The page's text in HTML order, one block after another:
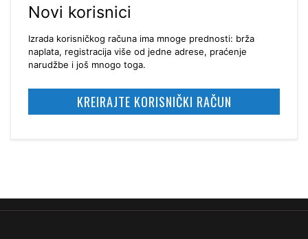
Novi korisnici
Izrada korisničkog računa ima mnoge prednosti: brža
naplata, registracija više od jedne adrese, praćenje
narudžbe i još mnogo toga.
KREIRAJTE KORISNIČKI RAČUN